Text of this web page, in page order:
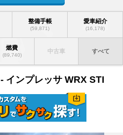
整備手帳
(59,871)
愛車紹介
(16,178)
燃費
(89,740)
中古車 すべて
- インプレッサ WRX STI